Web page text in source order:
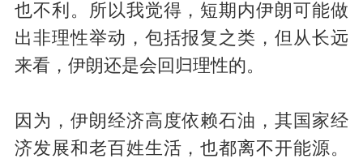
也不利。所以我觉得，短期内伊朗可能做
出非理性举动，包括报复之类，但从长远
来看，伊朗还是会回归理性的。
因为，伊朗经济高度依赖石油，其国家经
济发展和老百姓生活，也都离不开能源。